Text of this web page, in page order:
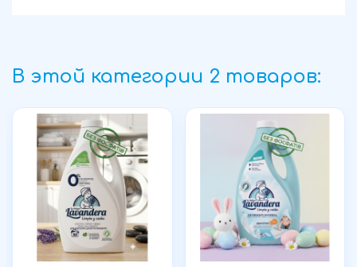
В этой категории 2 товаров: